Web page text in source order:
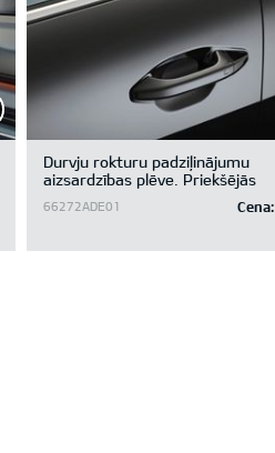
Durvju rokturu padziļinājumu
aizsardzības plēve. Priekšējās
66272ADE01 Cena: